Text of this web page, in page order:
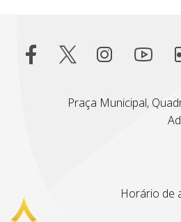
Praça Municipal,
Horário de